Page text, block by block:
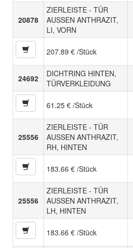
20878
ZIERLEISTE - TÜR
AUSSEN ANTHRAZIT,
LI, VORN
207.89 € /Stück
24692
DICHTRING HINTEN,
TÜRVERKLEIDUNG
61.25 € /Stück
25556
ZIERLEISTE - TÜR
AUSSEN ANTHRAZIT,
RH, HINTEN
183.66 € /Stück
25556
ZIERLEISTE - TÜR
AUSSEN ANTHRAZIT,
LH, HINTEN
183.66 € /Stück